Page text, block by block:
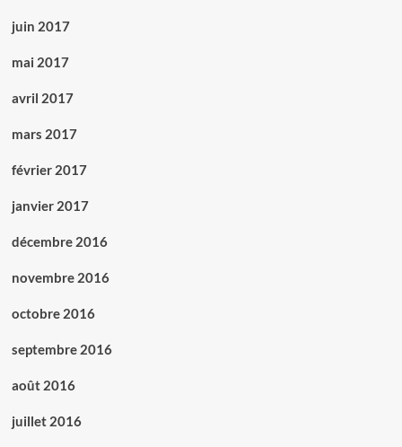
juin 2017
mai 2017
avril 2017
mars 2017
février 2017
janvier 2017
décembre 2016
novembre 2016
octobre 2016
septembre 2016
août 2016
juillet 2016